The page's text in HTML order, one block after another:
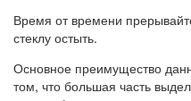
Время от времени
стеклу остыть.
Основное преимущество
том, что большая часть